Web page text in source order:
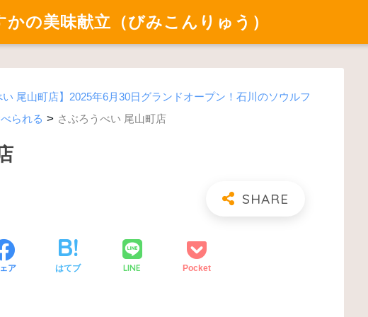
の美味献立（びみこんりゅう）
い 尾山町店】2025年6月30日グランドオープン！石川のソウルフ
られる > さぶろうべい 尾山町店
ア はてブ LINE Pocket